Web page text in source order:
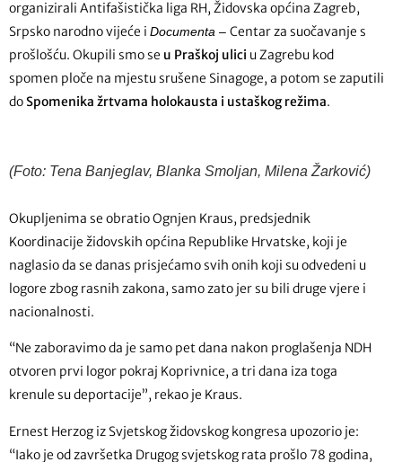
organizirali Antifašistička liga RH, Židovska općina Zagreb,
Srpsko narodno vijeće i Documenta – Centar za suočavanje s
prošlošću. Okupili smo se u Praškoj ulici u Zagrebu kod
spomen ploče na mjestu srušene Sinagoge, a potom se zaputili
do Spomenika žrtvama holokausta i ustaškog režima.
(Foto: Tena Banjeglav, Blanka Smoljan, Milena Žarković)
Okupljenima se obratio Ognjen Kraus, predsjednik
Koordinacije židovskih općina Republike Hrvatske, koji je
naglasio da se danas prisjećamo svih onih koji su odvedeni u
logore zbog rasnih zakona, samo zato jer su bili druge vjere i
nacionalnosti.
“Ne zaboravimo da je samo pet dana nakon proglašenja NDH
otvoren prvi logor pokraj Koprivnice, a tri dana iza toga
krenule su deportacije”, rekao je Kraus.
Ernest Herzog iz Svjetskog židovskog kongresa upozorio je:
“Iako je od završetka Drugog svjetskog rata prošlo 78 godina,